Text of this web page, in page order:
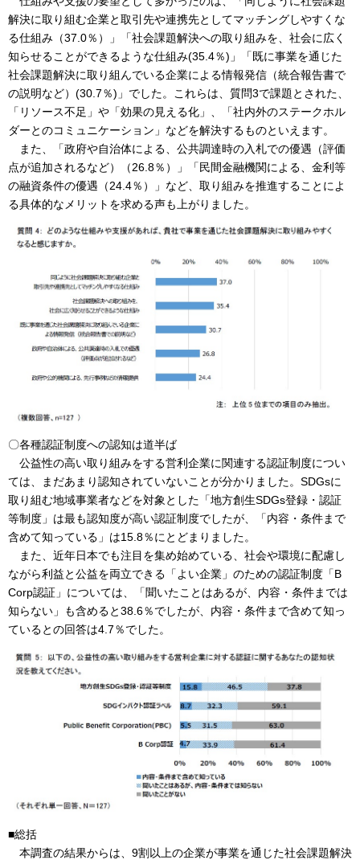
解決に取り組む企業と取引先や連携先としてマッチングしやすくな
る仕組み（37.0％）」「社会課題解決への取り組みを、社会に広く
知らせることができるような仕組み(35.4％)」「既に事業を通じた
社会課題解決に取り組んでいる企業による情報発信（統合報告書で
の説明など）(30.7％)」でした。これらは、質問3で課題とされた、
「リソース不足」や「効果の見える化」、「社内外のステークホル
ダーとのコミュニケーション」などを解決するものといえます。
また、「政府や自治体による、公共調達時の入札での優遇（評価
点が追加されるなど）（26.8％）」「民間金融機関による、金利等
の融資条件の優遇（24.4％）」など、取り組みを推進することによ
る具体的なメリットを求める声も上がりました。
〇各種認証制度への認知は道半ば
公益性の高い取り組みをする営利企業に関連する認証制度につい
ては、まだあまり認知されていないことが分かりました。SDGsに
取り組む地域事業者などを対象とした「地方創生SDGs登録・認証
等制度」は最も認知度が高い認証制度でしたが、「内容・条件まで
含めて知っている」は15.8％にとどまりました。
また、近年日本でも注目を集め始めている、社会や環境に配慮し
ながら利益と公益を両立できる「よい企業」のための認証制度「B
Corp認証」については、「聞いたことはあるが、内容・条件までは
知らない」も含めると38.6％でしたが、内容・条件まで含めて知っ
ているとの回答は4.7％でした。
■総括
本調査の結果からは、9割以上の企業が事業を通じた社会課題解決